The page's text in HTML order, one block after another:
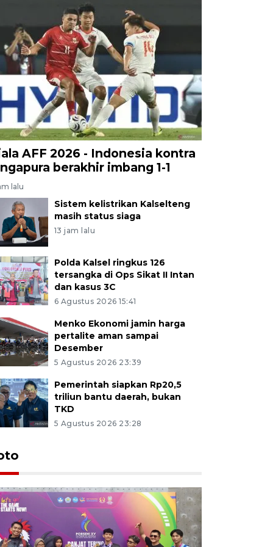
AFF 2026 - Indonesia kontra
berakhir imbang 1-1
lalu
Sistem kelistrikan Kalselteng
masih status siaga
13 jam lalu
Polda Kalsel ringkus 126
tersangka di Ops Sikat II Intan
dan kasus 3C
6 Agustus 2026 15:41
Menko Ekonomi jamin harga
pertalite aman sampai
Desember
5 Agustus 2026 23:39
Pemerintah siapkan Rp20,5
triliun bantu daerah, bukan
TKD
5 Agustus 2026 23:28